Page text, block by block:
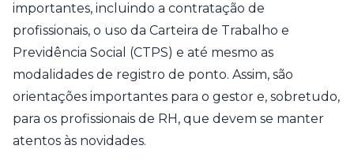
importantes, incluindo a contratação de
profissionais, o uso da Carteira de Trabalho e
Previdência Social (CTPS) e até mesmo as
modalidades de registro de ponto. Assim, são
orientações importantes para o gestor e, sobretudo,
para os profissionais de RH, que devem se manter
atentos às novidades.